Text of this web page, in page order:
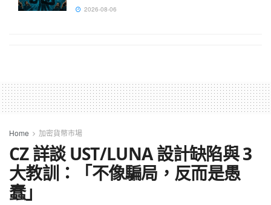
2026-08-06
Home 加密貨幣市場
CZ 詳談 UST/LUNA 設計缺陷與 3
大教訓：「不像騙局，反而是愚
蠢」